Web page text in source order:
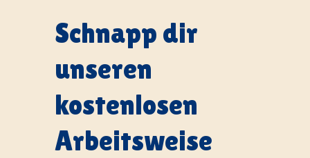
Schnapp dir
unseren
kostenlosen
Arbeitsweise